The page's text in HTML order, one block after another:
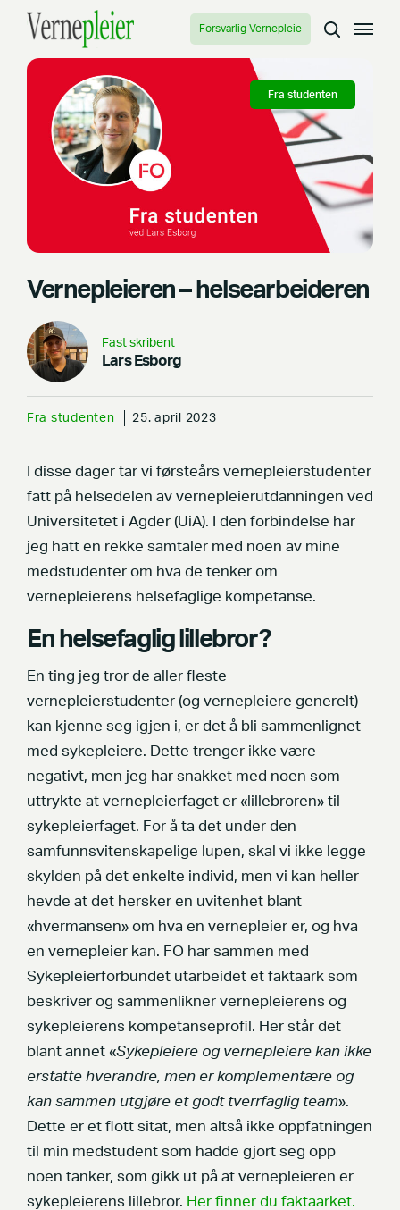
Forsvarlig Vernepleie
Fra studenten
Vernepleieren – helsearbeideren
Fast skribent
Lars Esborg
Fra studenten 25. april 2023
I disse dager tar vi førsteårs vernepleierstudenter
fatt på helsedelen av vernepleierutdanningen ved
Universitetet i Agder (UiA). I den forbindelse har
jeg hatt en rekke samtaler med noen av mine
medstudenter om hva de tenker om
vernepleierens helsefaglige kompetanse.
En helsefaglig lillebror?
En ting jeg tror de aller fleste
vernepleierstudenter (og vernepleiere generelt)
kan kjenne seg igjen i, er det å bli sammenlignet
med sykepleiere. Dette trenger ikke være
negativt, men jeg har snakket med noen som
uttrykte at vernepleierfaget er «lillebroren» til
sykepleierfaget. For å ta det under den
samfunnsvitenskapelige lupen, skal vi ikke legge
skylden på det enkelte individ, men vi kan heller
hevde at det hersker en uvitenhet blant
«hvermansen» om hva en vernepleier er, og hva
en vernepleier kan. FO har sammen med
Sykepleierforbundet utarbeidet et faktaark som
beskriver og sammenlikner vernepleierens og
sykepleierens kompetanseprofil. Her står det
blant annet «Sykepleiere og vernepleiere kan ikke
erstatte hverandre, men er komplementære og
kan sammen utgjøre et godt tverrfaglig team».
Dette er et flott sitat, men altså ikke oppfatningen
til min medstudent som hadde gjort seg opp
noen tanker, som gikk ut på at vernepleieren er
sykepleierens lillebror. Her finner du faktaarket.